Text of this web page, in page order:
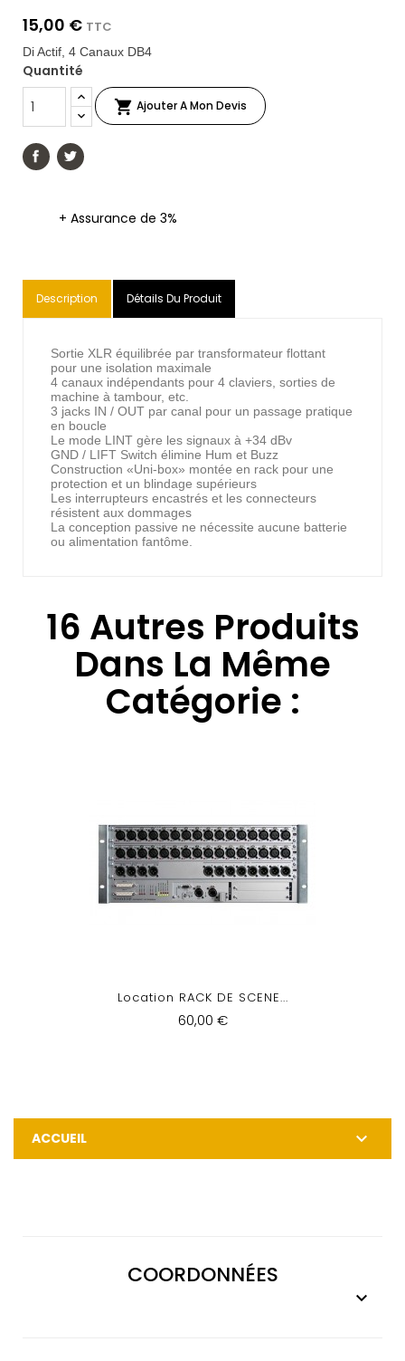
15,00 € TTC
Di Actif, 4 Canaux DB4
Quantité
 Ajouter A Mon Devis
+ Assurance de 3%
Description Détails Du Produit
Sortie XLR équilibrée par transformateur flottant
pour une isolation maximale
4 canaux indépendants pour 4 claviers, sorties de
machine à tambour, etc.
3 jacks IN / OUT par canal pour un passage pratique
en boucle
Le mode LINT gère les signaux à +34 dBv
GND / LIFT Switch élimine Hum et Buzz
Construction «Uni-box» montée en rack pour une
protection et un blindage supérieurs
Les interrupteurs encastrés et les connecteurs
résistent aux dommages
La conception passive ne nécessite aucune batterie
ou alimentation fantôme.
16 Autres Produits
Dans La Même
Catégorie :
Location RACK DE SCENE...
60,00 €
ACCUEIL 
COORDONNÉES
